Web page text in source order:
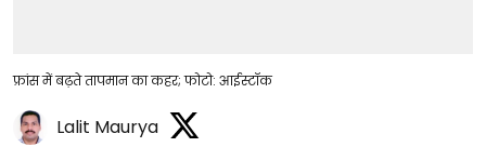
फ्रांस में बढ़ते तापमान का कहर; फोटो: आईस्टॉक
Lalit Maurya